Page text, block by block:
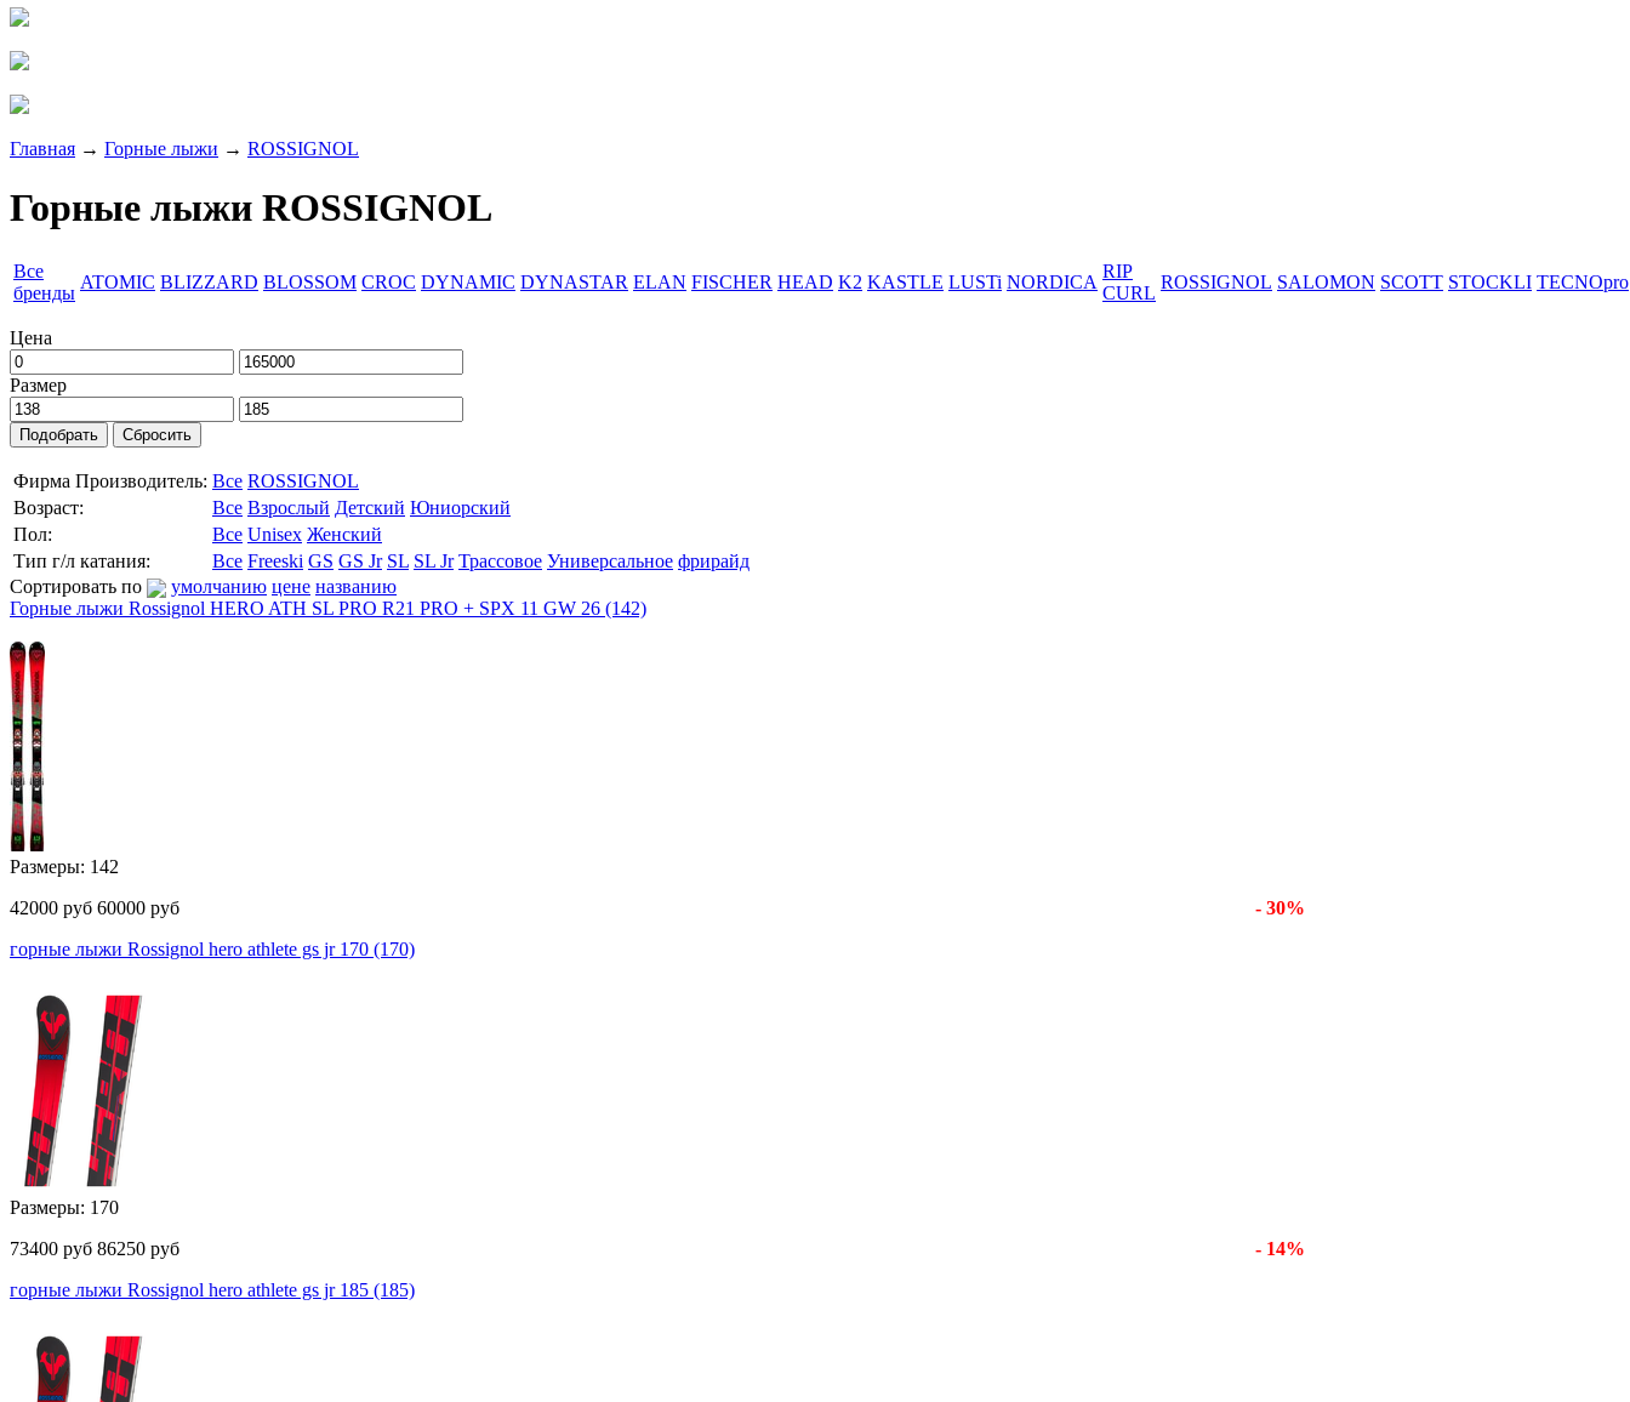
Главная → Горные лыжи → ROSSIGNOL
Горные лыжи ROSSIGNOL
Все
бренды
ATOMIC BLIZZARD BLOSSOM CROC DYNAMIC DYNASTAR ELAN FISCHER HEAD K2 KASTLE LUSTi NORDICA
RIP
CURL
ROSSIGNOL SALOMON SCOTT STOCKLI TECNOpro
Цена
Размер
Фирма Производитель: Все ROSSIGNOL
Возраст:
Все Взрослый Детский Юниорский
Пол:
Все Unisex Женский
Тип г/л катания:
Все Freeski GS GS Jr SL SL Jr Трассовое Универсальное фрирайд
Сортировать по
умолчанию цене названию
Горные лыжи Rossignol HERO ATH SL PRO R21 PRO + SPX 11 GW 26 (142)
Размеры: 142
42000 руб 60000 руб
- 30%
горные лыжи Rossignol hero athlete gs jr 170 (170)
Размеры: 170
73400 руб 86250 руб
- 14%
горные лыжи Rossignol hero athlete gs jr 185 (185)